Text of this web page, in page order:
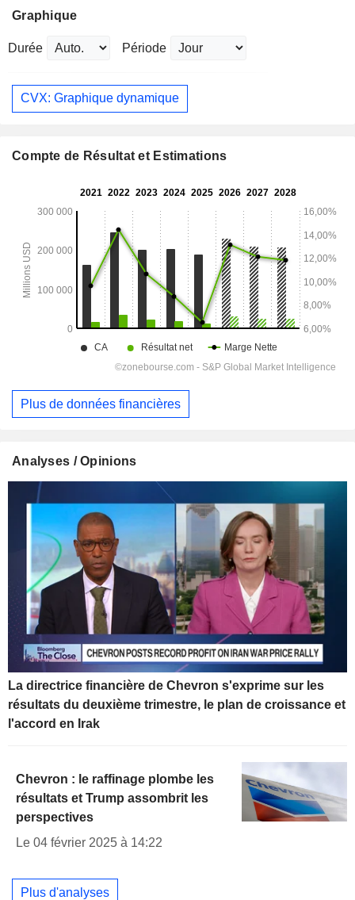
Graphique
Durée Période
CVX: Graphique dynamique
Compte de Résultat et Estimations
Plus de données financières
Analyses / Opinions
La directrice financière de Chevron s'exprime sur les
résultats du deuxième trimestre, le plan de croissance et
l'accord en Irak
Chevron : le raffinage plombe les
résultats et Trump assombrit les
perspectives
Le 04 février 2025 à 14:22
Plus d'analyses